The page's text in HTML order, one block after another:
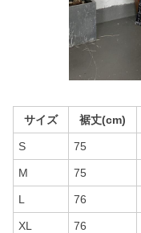
サイズ 裾丈(cm)
S 75
M 75
L 76
XL 76